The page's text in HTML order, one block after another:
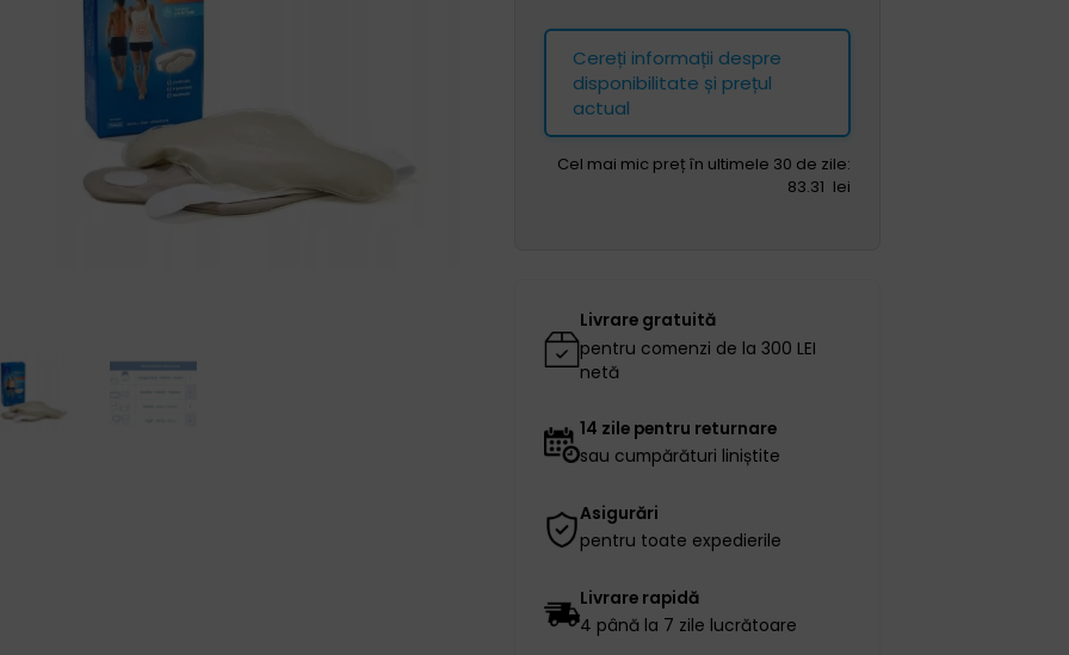
Cereți informații despre
disponibilitate și prețul
actual
Cel mai mic preț în ultimele 30 de zile:
83.31 lei
Livrare gratuită
pentru comenzi de la 300 LEI
netă
14 zile pentru returnare
sau cumpărături liniștite
Asigurări
pentru toate expedierile
Livrare rapidă
4 până la 7 zile lucrătoare